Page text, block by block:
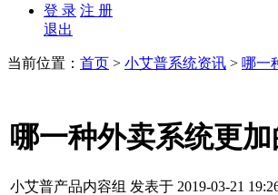
登 录 注 册
退出
当前位置： 首页 > 小艾普系统资讯 > 哪一
哪一种外卖系统更
小艾普产品内容组 发表于 2019-03-21